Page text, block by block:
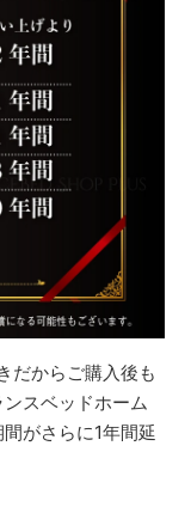
だからご購入後も
スベッドホーム
がさらに1年間延